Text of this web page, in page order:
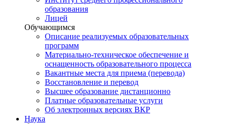
образования
Лицей
Обучающимся
Описание реализуемых образовательных
программ
Материально-техническое обеспечение и
оснащенность образовательного процесса
Вакантные места для приема (перевода)
Восстановление и перевод
Высшее образование дистанционно
Платные образовательные услуги
Об электронных версиях ВКР
Наука